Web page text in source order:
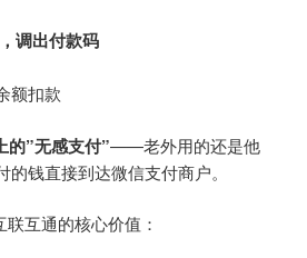
调出付款码
额扣款
的”无感支付”——老外用的还是他
钱直接到达微信支付商户。
互通的核心价值：